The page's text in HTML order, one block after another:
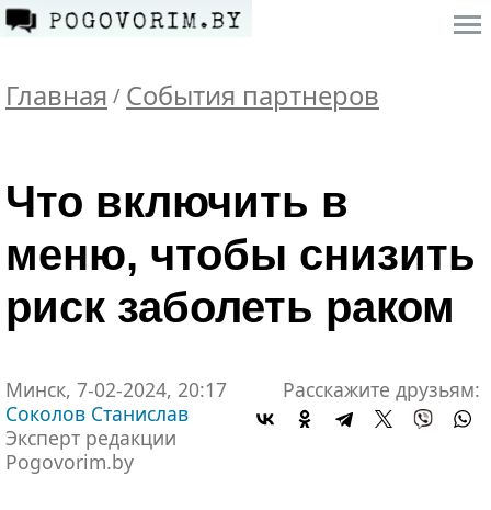
Главная / События партнеров
Что включить в
меню, чтобы снизить
риск заболеть раком
Минск, 7-02-2024, 20:17
Соколов Станислав
Эксперт редакции
Pogovorim.by
Расскажите друзьям: